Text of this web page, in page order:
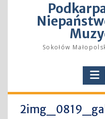
Sokołów